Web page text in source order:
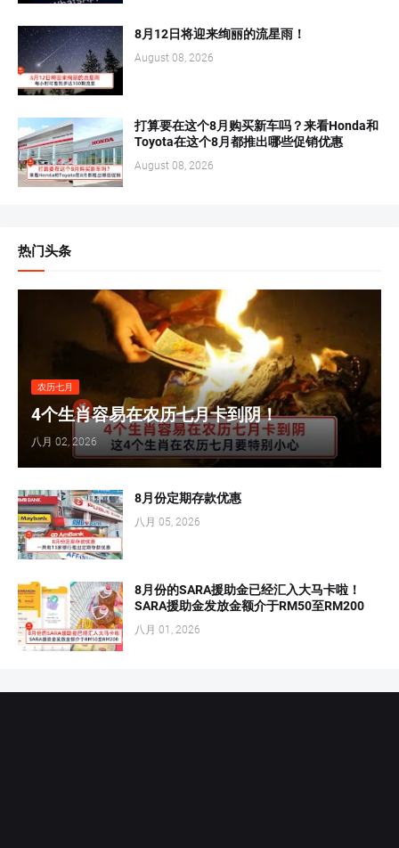
8月12日将迎来绚丽的流星雨！
August 08, 2026
打算要在这个8月购买新车吗？来看Honda和
Toyota在这个8月都推出哪些促销优惠
August 08, 2026
热门头条
农历七月
4个生肖容易在农历七月卡到阴！
八月 02, 2026
8月份定期存款优惠
八月 05, 2026
8月份的SARA援助金已经汇入大马卡啦！
SARA援助金发放金额介于RM50至RM200
八月 01, 2026